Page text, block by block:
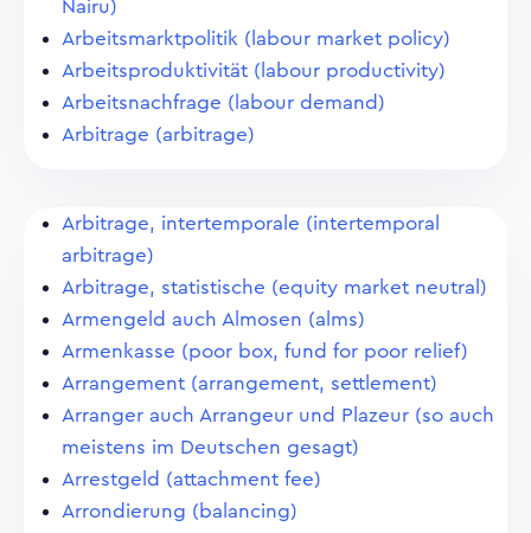
Nairu)
Arbeitsmarktpolitik (labour market policy)
Arbeitsproduktivität (labour productivity)
Arbeitsnachfrage (labour demand)
Arbitrage (arbitrage)
Arbitrage, intertemporale (intertemporal
arbitrage)
Arbitrage, statistische (equity market neutral)
Armengeld auch Almosen (alms)
Armenkasse (poor box, fund for poor relief)
Arrangement (arrangement, settlement)
Arranger auch Arrangeur und Plazeur (so auch
meistens im Deutschen gesagt)
Arrestgeld (attachment fee)
Arrondierung (balancing)